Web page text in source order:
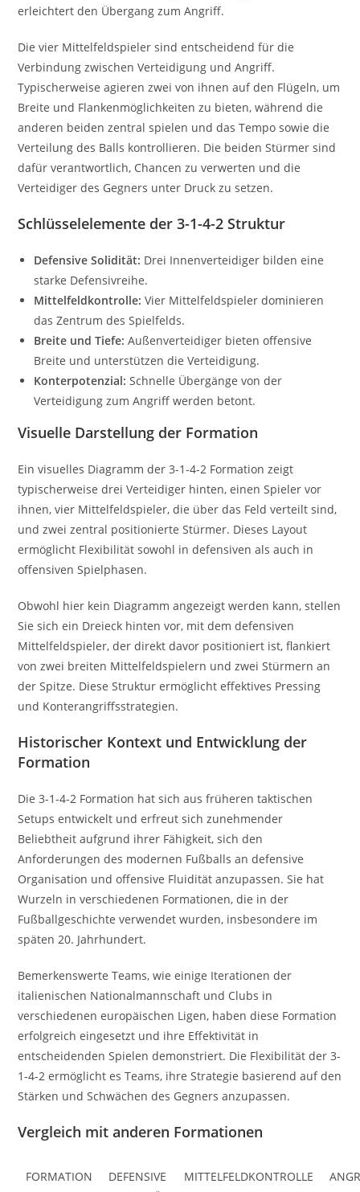
erleichtert den Übergang zum Angriff.
Die vier Mittelfeldspieler sind entscheidend für die
Verbindung zwischen Verteidigung und Angriff.
Typischerweise agieren zwei von ihnen auf den Flügeln, um
Breite und Flankenmöglichkeiten zu bieten, während die
anderen beiden zentral spielen und das Tempo sowie die
Verteilung des Balls kontrollieren. Die beiden Stürmer sind
dafür verantwortlich, Chancen zu verwerten und die
Verteidiger des Gegners unter Druck zu setzen.
Schlüsselelemente der 3-1-4-2 Struktur
Defensive Solidität: Drei Innenverteidiger bilden eine
starke Defensivreihe.
Mittelfeldkontrolle: Vier Mittelfeldspieler dominieren
das Zentrum des Spielfelds.
Breite und Tiefe: Außenverteidiger bieten offensive
Breite und unterstützen die Verteidigung.
Konterpotenzial: Schnelle Übergänge von der
Verteidigung zum Angriff werden betont.
Visuelle Darstellung der Formation
Ein visuelles Diagramm der 3-1-4-2 Formation zeigt
typischerweise drei Verteidiger hinten, einen Spieler vor
ihnen, vier Mittelfeldspieler, die über das Feld verteilt sind,
und zwei zentral positionierte Stürmer. Dieses Layout
ermöglicht Flexibilität sowohl in defensiven als auch in
offensiven Spielphasen.
Obwohl hier kein Diagramm angezeigt werden kann, stellen
Sie sich ein Dreieck hinten vor, mit dem defensiven
Mittelfeldspieler, der direkt davor positioniert ist, flankiert
von zwei breiten Mittelfeldspielern und zwei Stürmern an
der Spitze. Diese Struktur ermöglicht effektives Pressing
und Konterangriffsstrategien.
Historischer Kontext und Entwicklung der
Formation
Die 3-1-4-2 Formation hat sich aus früheren taktischen
Setups entwickelt und erfreut sich zunehmender
Beliebtheit aufgrund ihrer Fähigkeit, sich den
Anforderungen des modernen Fußballs an defensive
Organisation und offensive Fluidität anzupassen. Sie hat
Wurzeln in verschiedenen Formationen, die in der
Fußballgeschichte verwendet wurden, insbesondere im
späten 20. Jahrhundert.
Bemerkenswerte Teams, wie einige Iterationen der
italienischen Nationalmannschaft und Clubs in
verschiedenen europäischen Ligen, haben diese Formation
erfolgreich eingesetzt und ihre Effektivität in
entscheidenden Spielen demonstriert. Die Flexibilität der 3-
1-4-2 ermöglicht es Teams, ihre Strategie basierend auf den
Stärken und Schwächen des Gegners anzupassen.
Vergleich mit anderen Formationen
FORMATION
DEFENSIVE
MITTELFELDKONTROLLE